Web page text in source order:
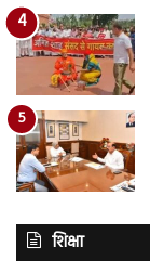
शिक्षा